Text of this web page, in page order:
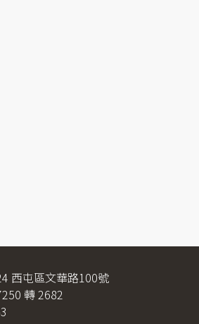
西屯區文華路100號
轉 2682